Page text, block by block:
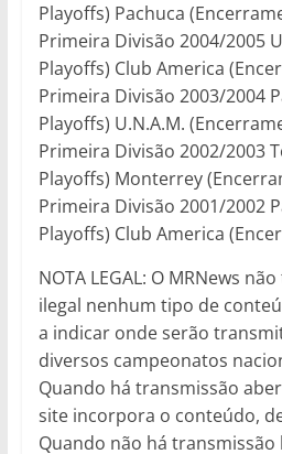
Playoffs) Pachuca
Primeira Divisão 2004/2005
Playoffs) Club America
Primeira Divisão 2003/2004
Playoffs) U.N.A.M.
Primeira Divisão 2002/2003
Playoffs) Monterrey
Primeira Divisão 2001/2002
Playoffs) Club America
NOTA LEGAL: O MRNews
ilegal nenhum tipo de
a indicar onde serão
diversos campeonatos
Quando há transmissão
site incorpora o conteúdo,
Quando não há transmissão